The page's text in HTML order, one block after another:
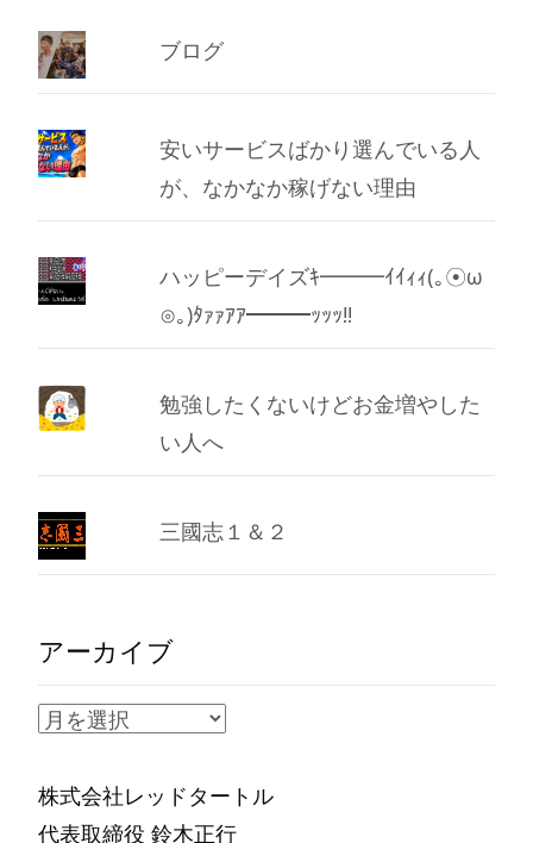
ブログ
安いサービスばかり選んでいる人
が、なかなか稼げない理由
ハッピーデイズｷ━━━ｲｲｨｨ(｡☉ω
⊙｡)ﾀｧｧｱｱ━━━ｯｯｯ!!
勉強したくないけどお金増やした
い人へ
三國志１＆２
アーカイブ
ア
カ
イ
株式会社レッドタートル
代表取締役 鈴木正行